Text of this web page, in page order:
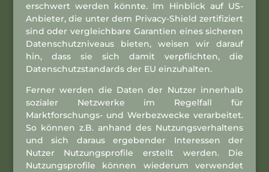
erschwert werden könnte. Im Hinblick auf US-
Anbieter, die unter dem Privacy-Shield zertifiziert
sind oder vergleichbare Garantien eines sicheren
Datenschutzniveaus bieten, weisen wir darauf
hin, dass sie sich damit verpflichten, die
Datenschutzstandards der EU einzuhalten.
Ferner werden die Daten der Nutzer innerhalb
sozialer Netzwerke im Regelfall für
Marktforschungs- und Werbezwecke verarbeitet.
So können z.B. anhand des Nutzungsverhaltens
und sich daraus ergebender Interessen der
Nutzer Nutzungsprofile erstellt werden. Die
Nutzungsprofile können wiederum verwendet